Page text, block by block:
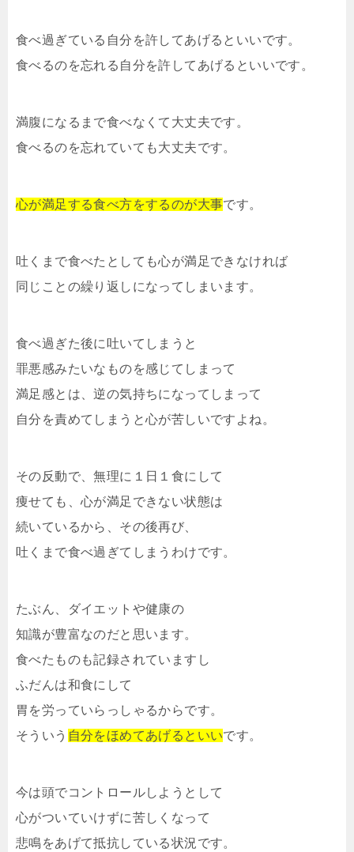
食べ過ぎている自分を許してあげるといいです。
食べるのを忘れる自分を許してあげるといいです。
満腹になるまで食べなくて大丈夫です。
食べるのを忘れていても大丈夫です。
心が満足する食べ方をするのが大事です。
吐くまで食べたとしても心が満足できなければ
同じことの繰り返しになってしまいます。
食べ過ぎた後に吐いてしまうと
罪悪感みたいなものを感じてしまって
満足感とは、逆の気持ちになってしまって
自分を責めてしまうと心が苦しいですよね。
その反動で、無理に１日１食にして
痩せても、心が満足できない状態は
続いているから、その後再び、
吐くまで食べ過ぎてしまうわけです。
たぶん、ダイエットや健康の
知識が豊富なのだと思います。
食べたものも記録されていますし
ふだんは和食にして
胃を労っていらっしゃるからです。
そういう 自分をほめてあげるといいです。
今は頭でコントロールしようとして
心がついていけずに苦しくなって
悲鳴をあげて抵抗している状況です。